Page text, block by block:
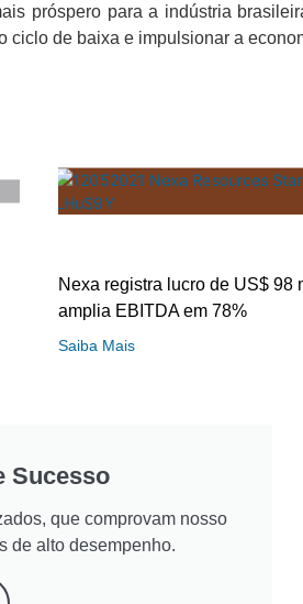
próspero para a indústria
ciclo de baixa e impulsionar a
Nexa registra lucro de US$ 98
amplia EBITDA em 78%
Saiba Mais
Sucesso
que comprovam nosso
de alto desempenho.